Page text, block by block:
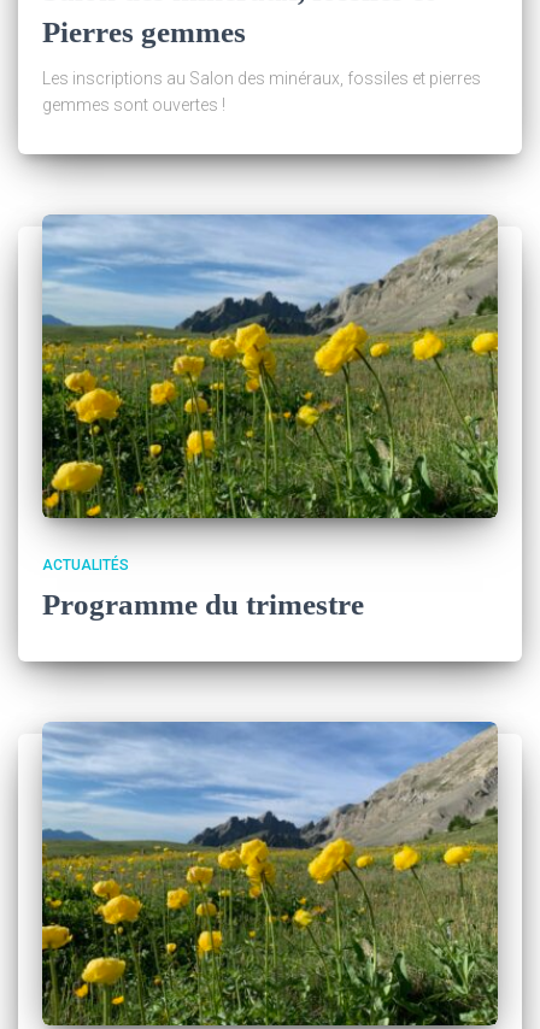
Pierres gemmes
Les inscriptions au Salon des minéraux, fossiles et pierres
gemmes sont ouvertes !
ACTUALITÉS
Programme du trimestre